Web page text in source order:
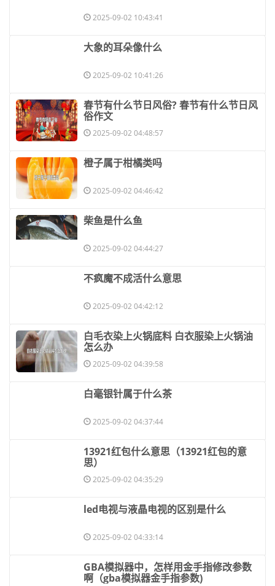
2025-09-02 10:43:41
​大象的耳朵像什么
2025-09-02 10:41:26
​春节有什么节日风俗? 春节有什么节日风
俗作文
2025-09-02 04:48:57
​橙子属于柑橘类吗
2025-09-02 04:46:42
​柴鱼是什么鱼
2025-09-02 04:44:27
​不疯魔不成活什么意思
2025-09-02 04:42:12
​白毛衣染上火锅底料 白衣服染上火锅油
怎么办
2025-09-02 04:39:58
​白毫银针属于什么茶
2025-09-02 04:37:44
​13921红包什么意思（13921红包的意
思）
2025-09-02 04:35:29
​led电视与液晶电视的区别是什么
2025-09-02 04:33:14
​GBA模拟器中，怎样用金手指修改参数
啊（gba模拟器金手指参数)